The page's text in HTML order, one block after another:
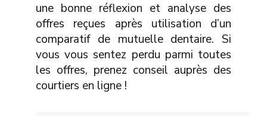
une bonne réflexion et analyse des
offres reçues après utilisation d’un
comparatif de mutuelle dentaire. Si
vous vous sentez perdu parmi toutes
les offres, prenez conseil auprès des
courtiers en ligne !